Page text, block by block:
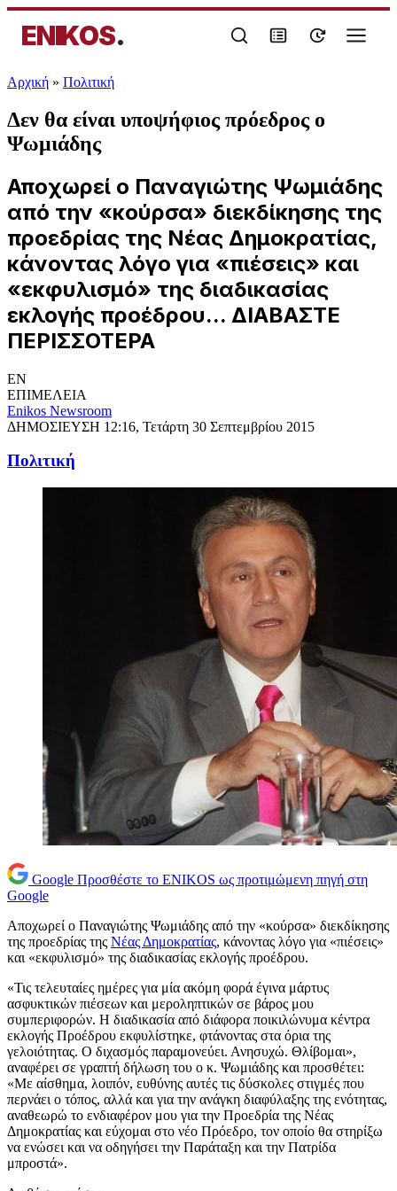
ENIKOS.
Αρχική » Πολιτική
Δεν θα είναι υποψήφιος πρόεδρος ο
Ψωμιάδης
Αποχωρεί ο Παναγιώτης Ψωμιάδης
από την «κούρσα» διεκδίκησης της
προεδρίας της Νέας Δημοκρατίας,
κάνοντας λόγο για «πιέσεις» και
«εκφυλισμό» της διαδικασίας
εκλογής προέδρου... ΔΙΑΒΑΣΤΕ
ΠΕΡΙΣΣΟΤΕΡΑ
EN
ΕΠΙΜΕΛΕΙΑ
Enikos Newsroom
ΔΗΜΟΣΙΕΥΣΗ 12:16, Τετάρτη 30 Σεπτεμβρίου 2015
Πολιτική
Google Προσθέστε το ENIKOS ως προτιμώμενη πηγή στη
Google
Αποχωρεί ο Παναγιώτης Ψωμιάδης από την «κούρσα» διεκδίκησης
της προεδρίας της Νέας Δημοκρατίας, κάνοντας λόγο για «πιέσεις»
και «εκφυλισμό» της διαδικασίας εκλογής προέδρου.
«Τις τελευταίες ημέρες για μία ακόμη φορά έγινα μάρτυς
ασφυκτικών πιέσεων και μεροληπτικών σε βάρος μου
συμπεριφορών. Η διαδικασία από διάφορα ποικιλώνυμα κέντρα
εκλογής Προέδρου εκφυλίστηκε, φτάνοντας στα όρια της
γελοιότητας. Ο διχασμός παραμονεύει. Ανησυχώ. Θλίβομαι»,
αναφέρει σε γραπτή δήλωση του ο κ. Ψωμιάδης και προσθέτει:
«Με αίσθημα, λοιπόν, ευθύνης αυτές τις δύσκολες στιγμές που
περνάει ο τόπος, αλλά και για την ανάγκη διαφύλαξης της ενότητας,
αναθεωρώ το ενδιαφέρον μου για την Προεδρία της Νέας
Δημοκρατίας και εύχομαι στο νέο Πρόεδρο, τον οποίο θα στηρίξω
να ενώσει και να οδηγήσει την Παράταξη και την Πατρίδα
μπροστά».